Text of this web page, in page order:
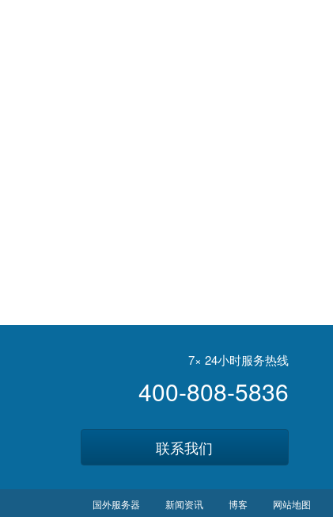
7× 24小时服务热线
400-808-5836
联系我们
国外服务器 新闻资讯 博客 网站地图